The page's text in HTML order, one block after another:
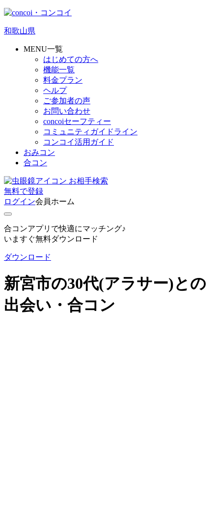
和歌山県
MENU一覧
はじめての方へ
機能一覧
料金プラン
ヘルプ
ご参加者の声
お問い合わせ
concoiセーフティー
コミュニティガイドライン
コンコイ活用ガイド
おみコン
合コン
お相手検索
無料で登録
ログイン会員ホーム
合コンアプリで快適にマッチング♪
いますぐ無料ダウンロード
ダウンロード
新宮市の30代(アラサー)との
出会い・合コン